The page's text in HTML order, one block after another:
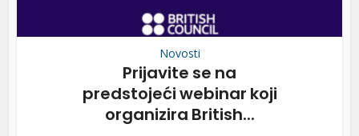
Novosti
Prijavite se na
predstojeći webinar koji
organizira British...